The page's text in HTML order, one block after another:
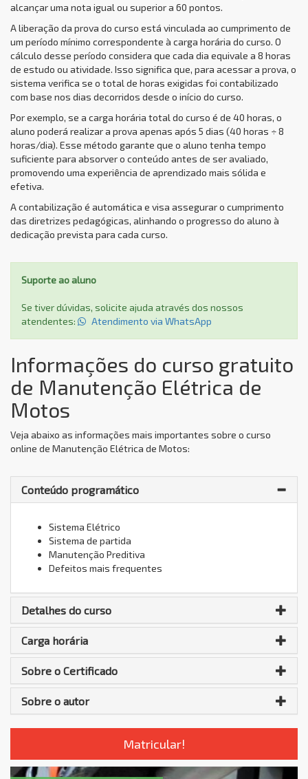
alcançar uma nota igual ou superior a 60 pontos.
A liberação da prova do curso está vinculada ao cumprimento de
um período mínimo correspondente à carga horária do curso. O
cálculo desse período considera que cada dia equivale a 8 horas
de estudo ou atividade. Isso significa que, para acessar a prova, o
sistema verifica se o total de horas exigidas foi contabilizado
com base nos dias decorridos desde o início do curso.
Por exemplo, se a carga horária total do curso é de 40 horas, o
aluno poderá realizar a prova apenas após 5 dias (40 horas ÷ 8
horas/dia). Esse método garante que o aluno tenha tempo
suficiente para absorver o conteúdo antes de ser avaliado,
promovendo uma experiência de aprendizado mais sólida e
efetiva.
A contabilização é automática e visa assegurar o cumprimento
das diretrizes pedagógicas, alinhando o progresso do aluno à
dedicação prevista para cada curso.
Suporte ao aluno
Se tiver dúvidas, solicite ajuda através dos nossos
atendentes:
Atendimento via WhatsApp
Informações do curso gratuito
de Manutenção Elétrica de
Motos
Veja abaixo as informações mais importantes sobre o curso
online de Manutenção Elétrica de Motos:
Conteúdo programático
Sistema Elétrico
Sistema de partida
Manutenção Preditiva
Defeitos mais frequentes
Detalhes do curso
Carga horária
Sobre o Certificado
Sobre o autor
Matricular!